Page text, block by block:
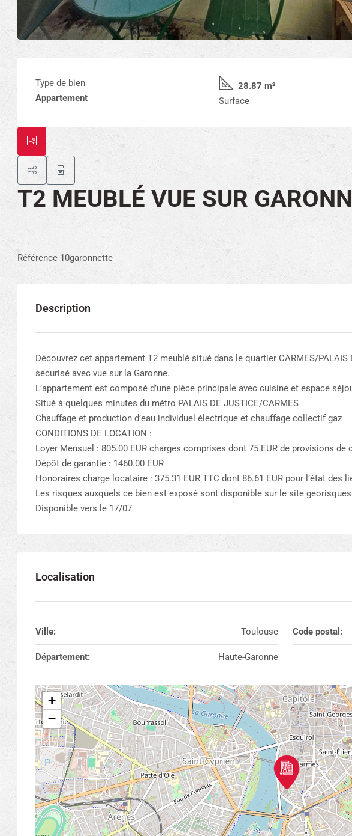
Type de bien
Appartement
28.87 m²
Surface
T2 MEUBLÉ VUE SUR
Référence 10garonnette
Description
Découvrez cet appartement T2 meublé situé dans le quartier CARMES/PALAIS
sécurisé avec vue sur la Garonne.
L’appartement est composé d’une pièce principale avec cuisine et espace
Situé à quelques minutes du métro PALAIS DE JUSTICE/CARMES
Chauffage et production d’eau individuel électrique et chauffage collectif gaz
CONDITIONS DE LOCATION :
Loyer Mensuel : 805.00 EUR charges comprises dont 75 EUR de provisions de
Dépôt de garantie : 1460.00 EUR
Honoraires charge locataire : 375.31 EUR TTC dont 86.61 EUR pour l’état des
Les risques auxquels ce bien est exposé sont disponible sur le site
Disponible vers le 17/07
Localisation
Ville: Toulouse Code postal:
Département: Haute-Garonne
+
−